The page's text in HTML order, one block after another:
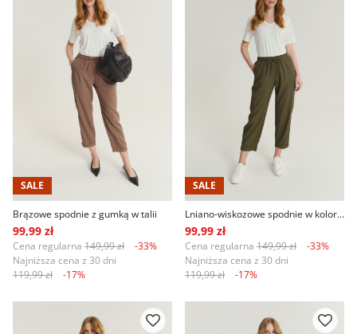
SALE
Brązowe spodnie z gumką w talii
99,99 zł
Cena regularna 149,99 zł
-33%
Najniższa cena z 30 dni
119,99 zł
-17%
SALE
Lniano-wiskozowe spodnie w kolorze khaki
99,99 zł
Cena regularna 149,99 zł
-33%
Najniższa cena z 30 dni
119,99 zł
-17%